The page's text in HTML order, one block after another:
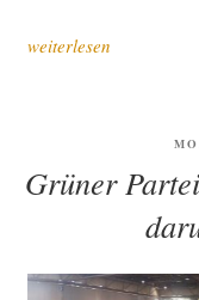
„Grü­
weiterlesen
Grüner